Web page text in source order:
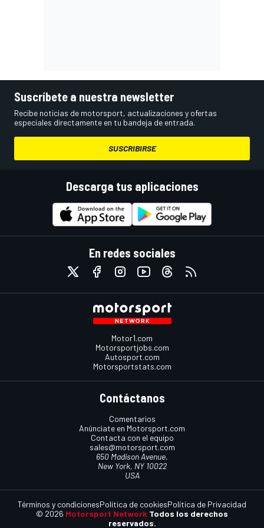
Suscríbete a nuestra newsletter
Recibe noticias de motorsport, actualizaciones y ofertas
especiales directamente en tu bandeja de entrada.
SUSCRIBIRSE
Descarga tus aplicaciones
En redes sociales
Motor1.com
Motorsportjobs.com
Autosport.com
Motorsportstats.com
Contáctanos
Comentarios
Anúnciate en Motorsport.com
Contacta con el equipo
sales@motorsport.com
650 Madison Avenue,
New York, NY 10022
USA
© 2026 Motorsport Network Todos los derechos
reservados.
Términos y condicionesPolítica de cookiesPolítica de Privacidad